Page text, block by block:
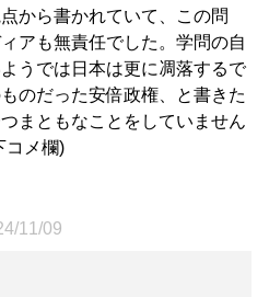
から書かれていて、この問
アも無責任でした。学問の自
うでは日本は更に凋落するで
のだった安倍政権、と書きた
まともなことをしていません
コメ欄)
11/09